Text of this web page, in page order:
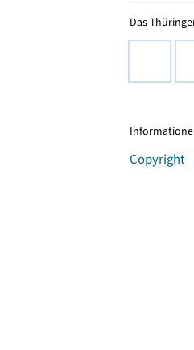
Das
Copyright